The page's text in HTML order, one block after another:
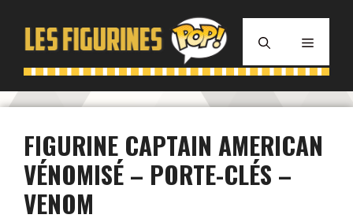
contenu
MENU
FIGURINE CAPTAIN AMERICAN
VÉNOMISÉ – PORTE-CLÉS –
VENOM